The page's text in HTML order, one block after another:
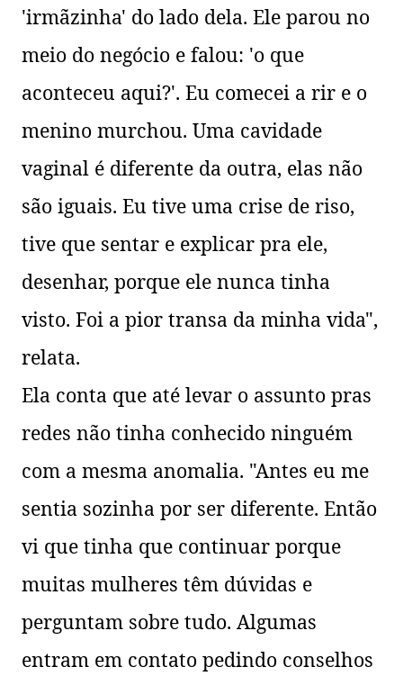
'irmãzinha' do lado dela. Ele parou no
meio do negócio e falou: 'o que
aconteceu aqui?'. Eu comecei a rir e o
menino murchou. Uma cavidade
vaginal é diferente da outra, elas não
são iguais. Eu tive uma crise de riso,
tive que sentar e explicar pra ele,
desenhar, porque ele nunca tinha
visto. Foi a pior transa da minha vida",
relata.
Ela conta que até levar o assunto pras
redes não tinha conhecido ninguém
com a mesma anomalia. "Antes eu me
sentia sozinha por ser diferente. Então
vi que tinha que continuar porque
muitas mulheres têm dúvidas e
perguntam sobre tudo. Algumas
entram em contato pedindo conselhos